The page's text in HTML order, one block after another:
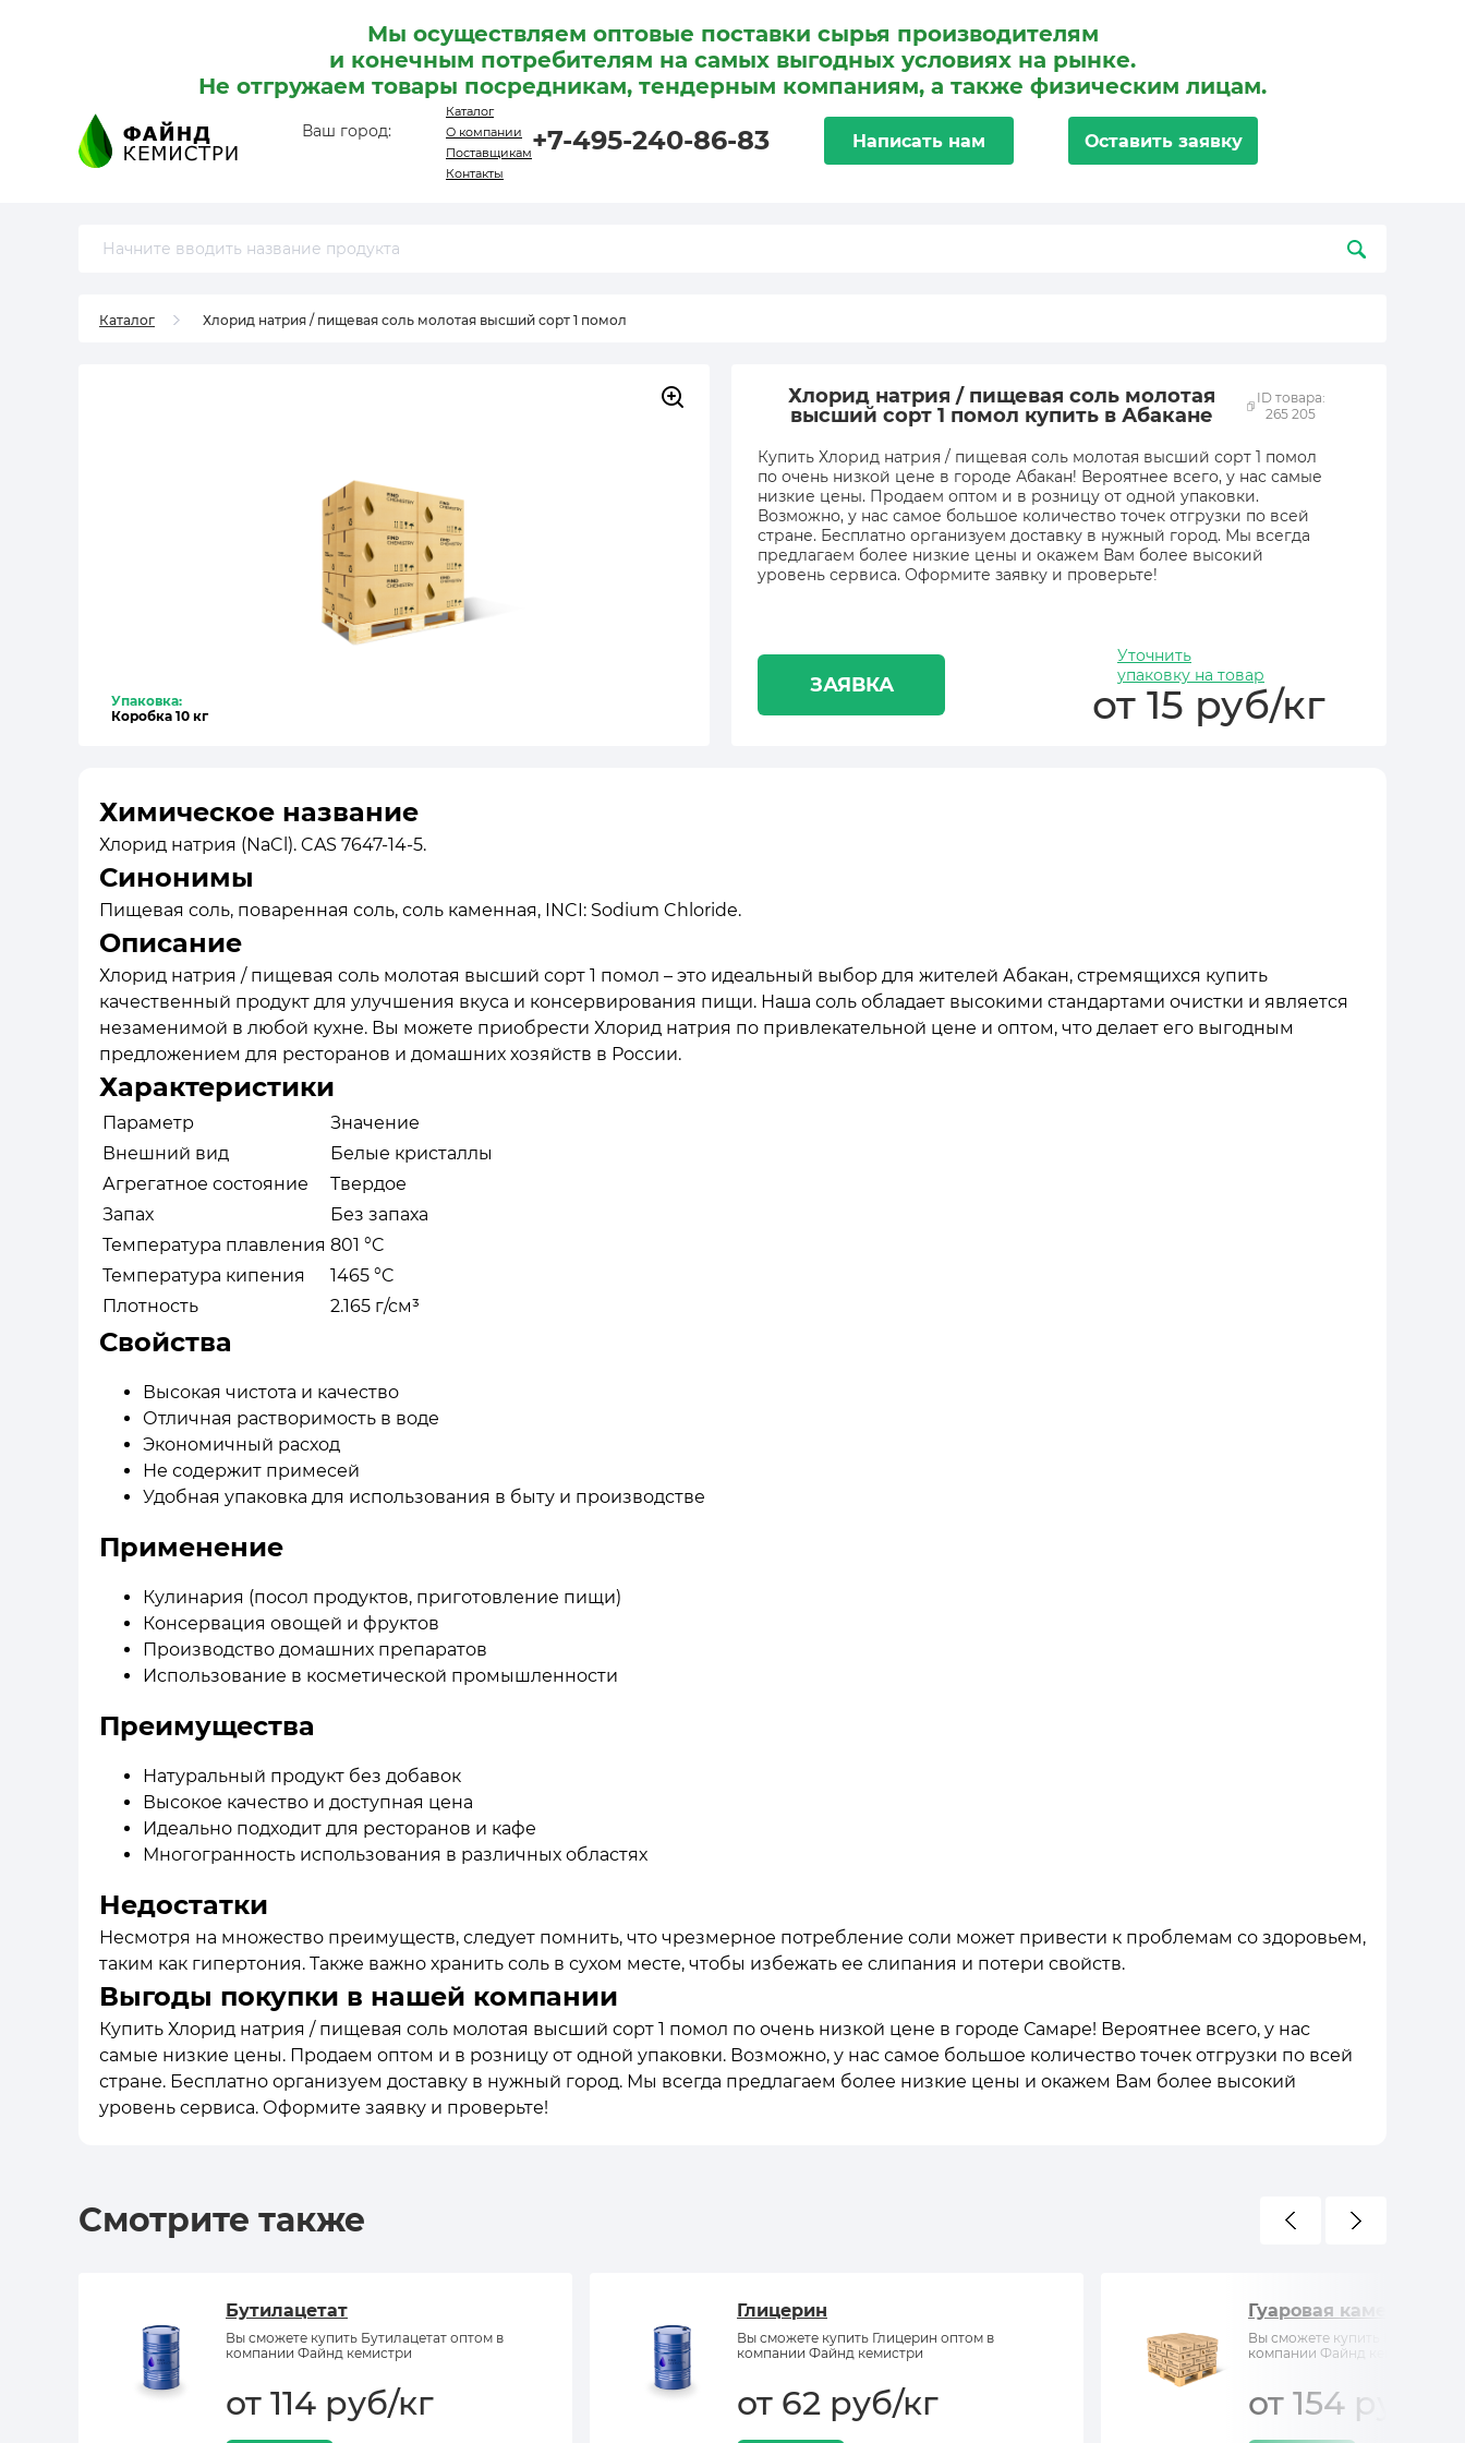
Мы осуществляем оптовые поставки сырья производителям
и конечным потребителям на самых выгодных условиях на рынке.
Не отгружаем товары посредникам, тендерным компаниям, а также физическим лицам.
Ваш город:
Каталог
О компании
Поставщикам
Контакты
+7-495-240-86-83 Написать нам Оставить заявку
Каталог Хлорид натрия / пищевая соль молотая высший сорт 1 помол
Упаковка:
Коробка 10 кг
Хлорид натрия / пищевая соль молотая
высший сорт 1 помол купить в Абакане
ID товара:
265 205
Купить Хлорид натрия / пищевая соль молотая высший сорт 1 помол
по очень низкой цене в городе Абакан! Вероятнее всего, у нас самые
низкие цены. Продаем оптом и в розницу от одной упаковки.
Возможно, у нас самое большое количество точек отгрузки по всей
стране. Бесплатно организуем доставку в нужный город. Мы всегда
предлагаем более низкие цены и окажем Вам более высокий
уровень сервиса. Оформите заявку и проверьте!
ЗАЯВКА
Уточнить
упаковку на товар
от 15 руб/кг
Химическое название
Хлорид натрия (NaCl). CAS 7647-14-5.
Синонимы
Пищевая соль, поваренная соль, соль каменная, INCI: Sodium Chloride.
Описание
Хлорид натрия / пищевая соль молотая высший сорт 1 помол – это идеальный выбор для жителей Абакан, стремящихся купить
качественный продукт для улучшения вкуса и консервирования пищи. Наша соль обладает высокими стандартами очистки и является
незаменимой в любой кухне. Вы можете приобрести Хлорид натрия по привлекательной цене и оптом, что делает его выгодным
предложением для ресторанов и домашних хозяйств в России.
Характеристики
Параметр
Значение
Внешний вид
Белые кристаллы
Агрегатное состояние
Твердое
Запах
Без запаха
Температура плавления 801 °C
Температура кипения
1465 °C
Плотность
2.165 г/см³
Свойства
Высокая чистота и качество
Отличная растворимость в воде
Экономичный расход
Не содержит примесей
Удобная упаковка для использования в быту и производстве
Применение
Кулинария (посол продуктов, приготовление пищи)
Консервация овощей и фруктов
Производство домашних препаратов
Использование в косметической промышленности
Преимущества
Натуральный продукт без добавок
Высокое качество и доступная цена
Идеально подходит для ресторанов и кафе
Многогранность использования в различных областях
Недостатки
Несмотря на множество преимуществ, следует помнить, что чрезмерное потребление соли может привести к проблемам со здоровьем,
таким как гипертония. Также важно хранить соль в сухом месте, чтобы избежать ее слипания и потери свойств.
Выгоды покупки в нашей компании
Купить Хлорид натрия / пищевая соль молотая высший сорт 1 помол по очень низкой цене в городе Самаре! Вероятнее всего, у нас
самые низкие цены. Продаем оптом и в розницу от одной упаковки. Возможно, у нас самое большое количество точек отгрузки по всей
стране. Бесплатно организуем доставку в нужный город. Мы всегда предлагаем более низкие цены и окажем Вам более высокий
уровень сервиса. Оформите заявку и проверьте!
Смотрите также
Бутилацетат
Вы сможете купить Бутилацетат оптом в
компании Файнд кемистри
от 114 руб/кг
Глицерин
Вы сможете купить Глицерин оптом в
компании Файнд кемистри
от 62 руб/кг
Гуаровая камедь
Вы сможете купить Гуаровая
компании Файнд кемистри
от 154 руб/кг